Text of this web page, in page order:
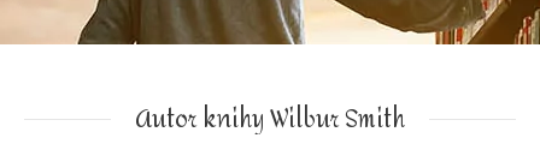
Autor knihy Wilbur Smith